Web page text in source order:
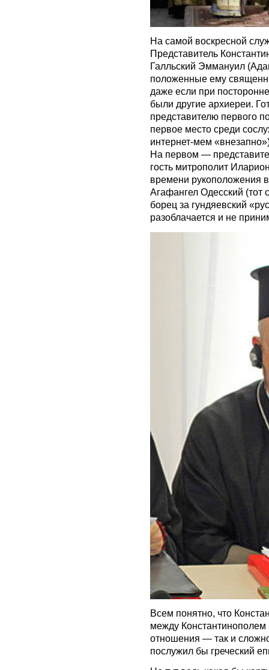
На самой воскресной
Представитель
Галльский Эммануил
положенные ему
даже если при
были другие архиереи.
представителю первого
первое место среди
интернет-мем
На первом —
гость митрополит
времени рукоположения
Агафангел Одесский
борец за гундяевский
разоблачается и не
Всем понятно, что
между
отношения — так и
послужил бы греческий